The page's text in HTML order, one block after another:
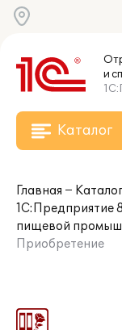
и
Каталог
Главная
1С:Предприятие
пищевой
Приобретение